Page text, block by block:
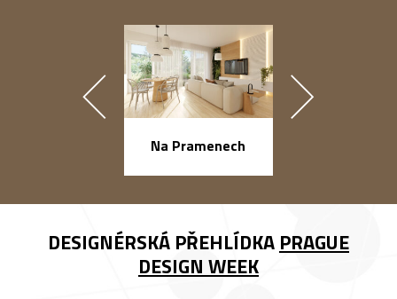
Na Pramenech
DESIGNÉRSKÁ PŘEHLÍDKA PRAGUE
DESIGN WEEK